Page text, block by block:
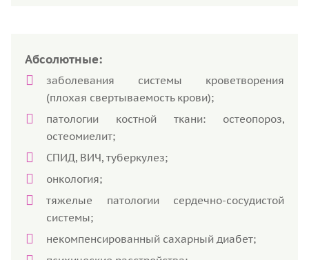
Абсолютные:
заболевания системы кроветворения
(плохая свертываемость крови);
патологии костной ткани: остеопороз,
остеомиелит;
СПИД, ВИЧ, туберкулез;
онкология;
тяжелые патологии сердечно-сосудистой
системы;
некомпенсированный сахарный диабет;